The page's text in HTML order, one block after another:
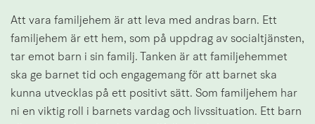
Att vara familjehem är att leva med andras barn. Ett
familjehem är ett hem, som på uppdrag av socialtjänsten,
tar emot barn i sin familj. Tanken är att familjehemmet
ska ge barnet tid och engagemang för att barnet ska
kunna utvecklas på ett positivt sätt. Som familjehem har
ni en viktig roll i barnets vardag och livssituation. Ett barn